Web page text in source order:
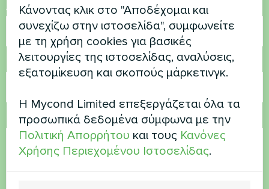
Αριθμός τηλεφώνου
Ηλεκτρονικό ταχυδρομείο
Σχόλιο
Κάνοντας κλικ στο "Αποδέχομαι και
συνεχίζω στην ιστοσελίδα", συμφωνείτε
με τη χρήση cookies για βασικές
λειτουργίες της ιστοσελίδας, αναλύσεις,
εξατομίκευση και σκοπούς μάρκετινγκ.
Η Mycond Limited επεξεργάζεται όλα τα
προσωπικά δεδομένα σύμφωνα με την
Πολιτική Απορρήτου και τους Κανόνες
Χρήσης Περιεχομένου Ιστοσελίδας.